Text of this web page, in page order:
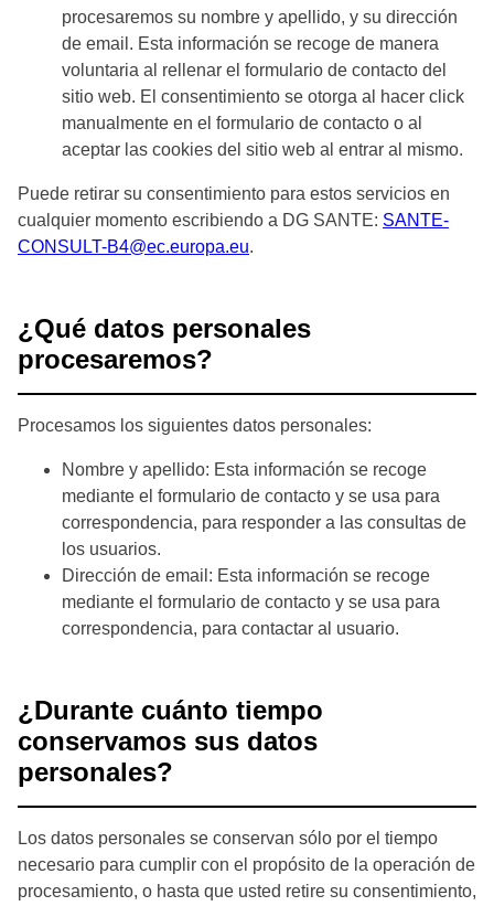
procesaremos su nombre y apellido, y su dirección
de email. Esta información se recoge de manera
voluntaria al rellenar el formulario de contacto del
sitio web. El consentimiento se otorga al hacer click
manualmente en el formulario de contacto o al
aceptar las cookies del sitio web al entrar al mismo.
Puede retirar su consentimiento para estos servicios en
cualquier momento escribiendo a DG SANTE: SANTE-
CONSULT-B4@ec.europa.eu.
¿Qué datos personales
procesaremos?
Procesamos los siguientes datos personales:
Nombre y apellido: Esta información se recoge
mediante el formulario de contacto y se usa para
correspondencia, para responder a las consultas de
los usuarios.
Dirección de email: Esta información se recoge
mediante el formulario de contacto y se usa para
correspondencia, para contactar al usuario.
¿Durante cuánto tiempo
conservamos sus datos
personales?
Los datos personales se conservan sólo por el tiempo
necesario para cumplir con el propósito de la operación de
procesamiento, o hasta que usted retire su consentimiento,